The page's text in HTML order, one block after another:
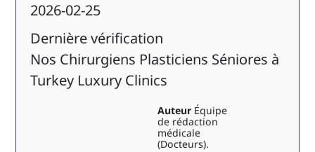
2026-02-25
Dernière vérification
Nos Chirurgiens Plasticiens Séniores à
Turkey Luxury Clinics
Auteur Équipe
de rédaction
médicale
(Docteurs).